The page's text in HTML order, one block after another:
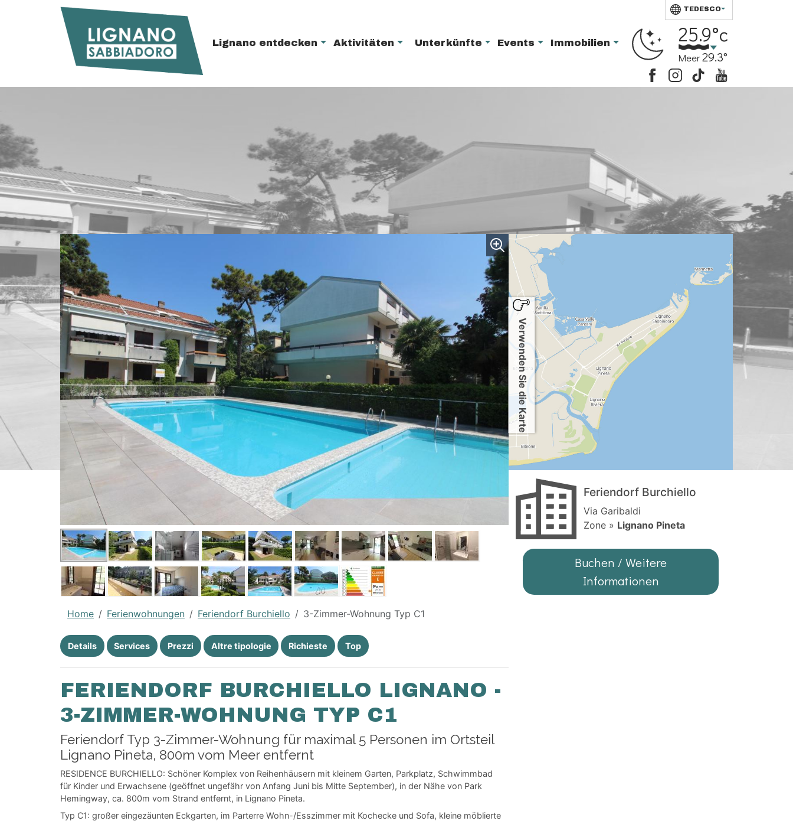
Lignano entdecken Aktivitäten Unterkünfte Events Immobilien
TEDESCO
25.9°c
Meer29.3°
Home Ferienwohnungen Feriendorf Burchiello 3-Zimmer-Wohnung Typ C1
FERIENDORF BURCHIELLO LIGNANO -
3-ZIMMER-WOHNUNG TYP C1
Feriendorf Typ 3-Zimmer-Wohnung für maximal 5 Personen im Ortsteil
Lignano Pineta, 800m vom Meer entfernt
RESIDENCE BURCHIELLO: Schöner Komplex von Reihenhäusern mit kleinem Garten, Parkplatz, Schwimmbad
für Kinder und Erwachsene (geöffnet ungefähr von Anfang Juni bis Mitte September), in der Nähe von Park
Hemingway, ca. 800m vom Strand entfernt, in Lignano Pineta.
Typ C1: großer eingezäunten Eckgarten, im Parterre Wohn-/Esszimmer mit Kochecke und Sofa, kleine möblierte
Details Services Prezzi Altre tipologie Richieste Top
Verwenden Sie die Karte
Feriendorf Burchiello
Via Garibaldi
Zone » Lignano Pineta
Buchen / Weitere
Informationen